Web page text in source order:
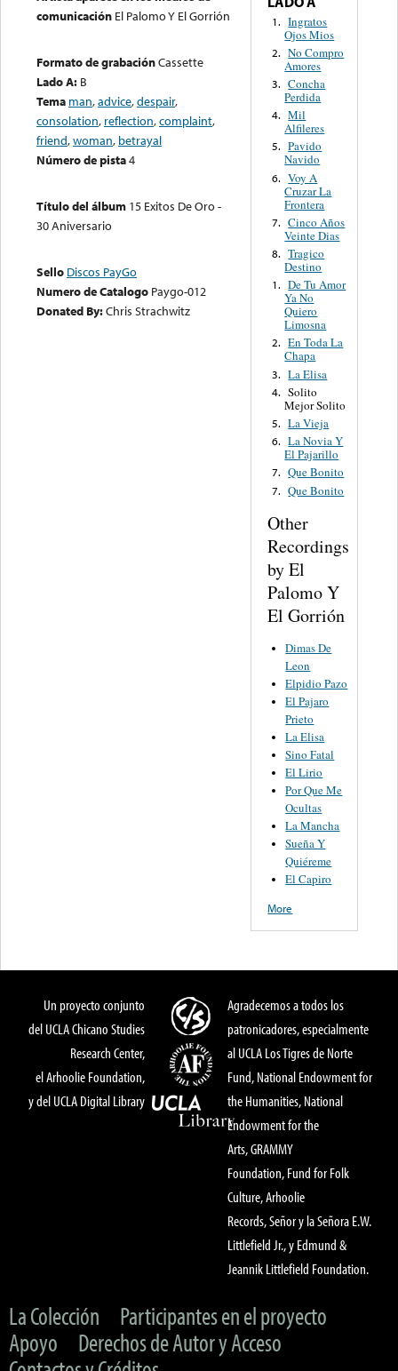
comunicación El Palomo Y El Gorrión
Formato de grabaciónCassette
Lado A: B
Tema man,advice,despair,
consolation, reflection,complaint,
friend,woman, betrayal
Número de pista4
Título del álbum 15 Exitos De Oro -
30 Aniversario
Sello Discos PayGo
Numero de Catalogo Paygo-012
Donated By:Chris Strachwitz
1. Ingratos
Ojos Mios
2. No Compro
Amores
3. Concha
Perdida
4. Mil
Alfileres
5. Pavido
Navido
6. Voy A
Cruzar La
Frontera
7. Cinco Años
Veinte Dias
8. Tragico
Destino
1. De Tu Amor
Ya No
Quiero
Limosna
2. En Toda La
Chapa
3. La Elisa
4. Solito
Mejor Solito
5. La Vieja
6. La Novia Y
El Pajarillo
7. Que Bonito
7. Que Bonito
Other
Recordings
by El
Palomo Y
El Gorrión
Dimas De
Leon
Elpidio Pazo
El Pajaro
Prieto
La Elisa
Sino Fatal
El Lirio
Por Que Me
Ocultas
La Mancha
Sueña Y
Quiéreme
El Capiro
More
Un proyecto conjunto
del UCLA Chicano Studies
Research Center,
el Arhoolie Foundation,
y del UCLA Digital Library
Agradecemos a todos los
patronicadores, especialmente
al UCLA Los Tigres de Norte
Fund, National Endowment for
the Humanities, National
Endowment for the
Arts, GRAMMY
Foundation, Fund for Folk
Culture, Arhoolie
Records, Señor y la Señora E.W.
Littlefield Jr., y Edmund &
Jeannik Littlefield Foundation.
La Colección
Participantes en el proyecto
Apoyo
Derechos de Autor y Acceso